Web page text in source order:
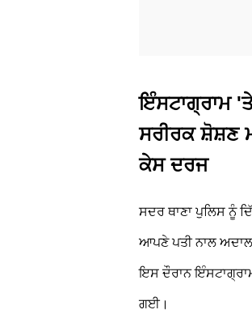
ਇੰਸਟਾਗ੍ਰਾਮ
ਸਰੀਰਕ ਸ਼ੋਸ਼ਣ
ਕੇਸ ਦਰਜ
ਸਦਰ ਥਾਣਾ ਪੁਲਿਸ ਨੂੰ
ਆਪਣੇ ਪਤੀ ਨਾਲ
ਇਸ ਦੌਰਾਨ
ਗਈ।